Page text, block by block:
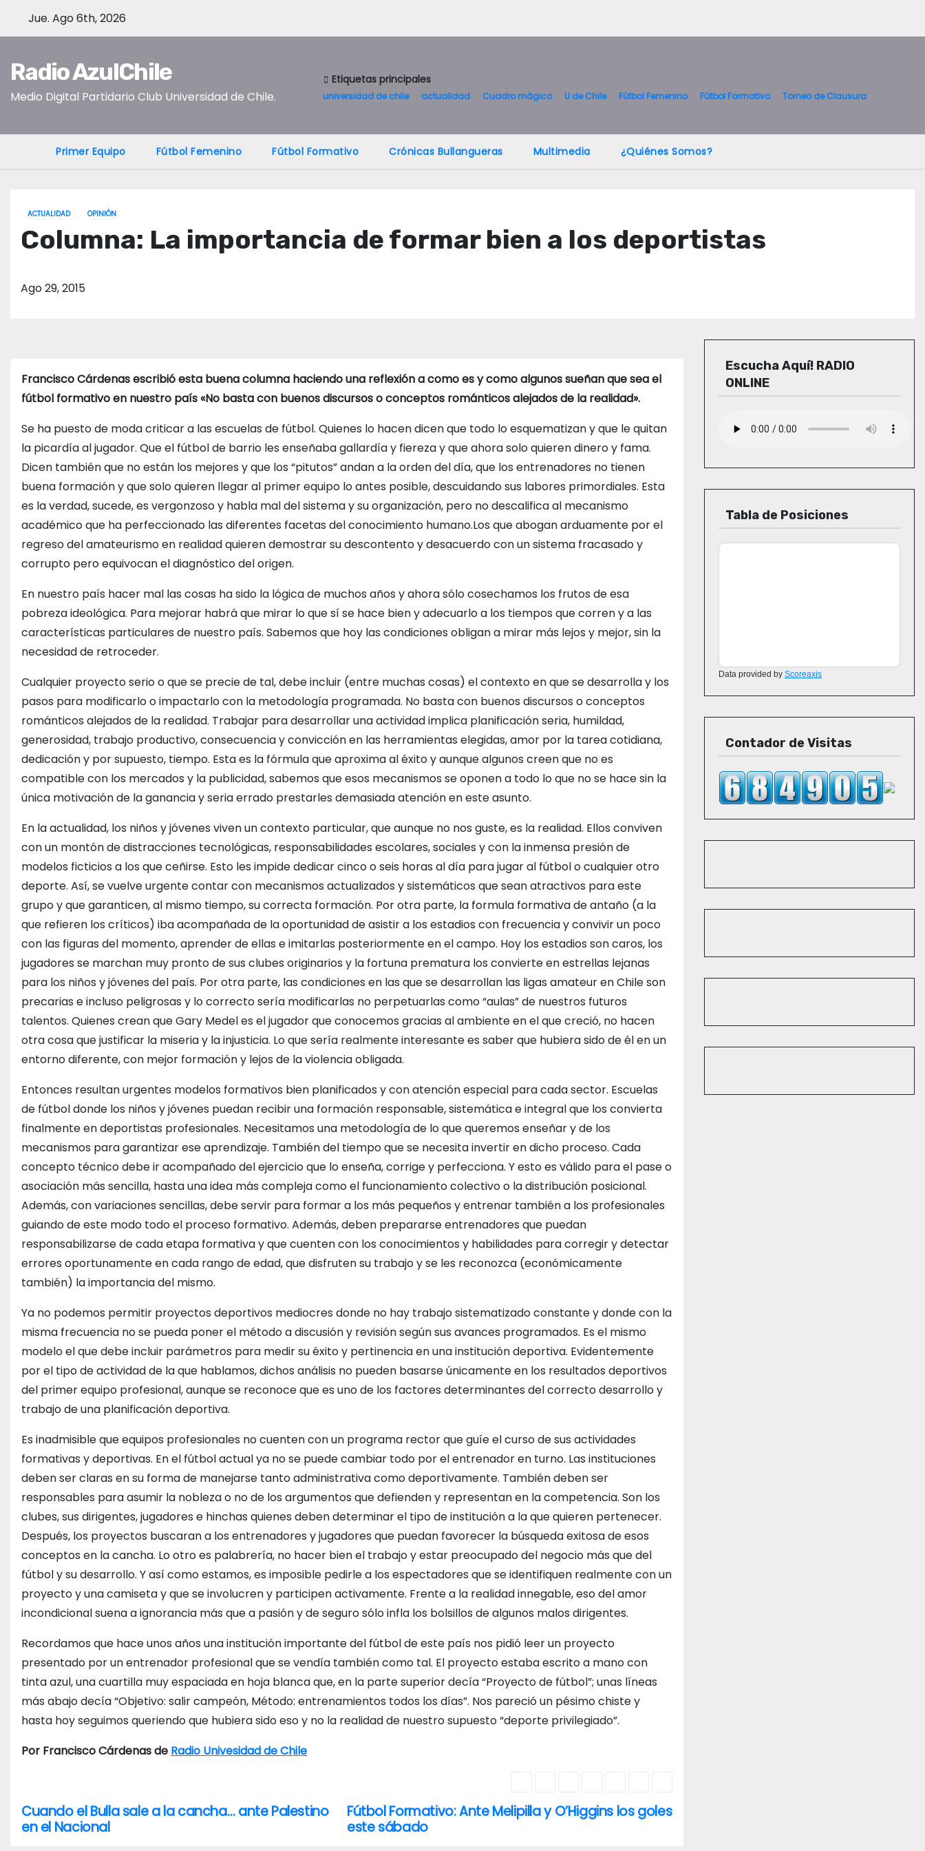
Jue. Ago 6th, 2026
Radio AzulChile
Medio Digital Partidario Club Universidad de Chile.
Etiquetas principales
universidad de chile actualidad Cuadro mágico U de Chile Fútbol Femenino Fútbol Formativo Torneo de Clausura
Primer Equipo Fútbol Femenino Fútbol Formativo Crónicas Bullangueras Multimedia ¿Quiénes Somos?
ACTUALIDAD OPINIÓN
Columna: La importancia de formar bien a los deportistas
Ago 29, 2015
Francisco Cárdenas escribió esta buena columna haciendo una reflexión a como es y como algunos sueñan que sea el
fútbol formativo en nuestro país «No basta con buenos discursos o conceptos románticos alejados de la realidad».
Se ha puesto de moda criticar a las escuelas de fútbol. Quienes lo hacen dicen que todo lo esquematizan y que le quitan
la picardía al jugador. Que el fútbol de barrio les enseñaba gallardía y fiereza y que ahora solo quieren dinero y fama.
Dicen también que no están los mejores y que los “pitutos” andan a la orden del día, que los entrenadores no tienen
buena formación y que solo quieren llegar al primer equipo lo antes posible, descuidando sus labores primordiales. Esta
es la verdad, sucede, es vergonzoso y habla mal del sistema y su organización, pero no descalifica al mecanismo
académico que ha perfeccionado las diferentes facetas del conocimiento humano.Los que abogan arduamente por el
regreso del amateurismo en realidad quieren demostrar su descontento y desacuerdo con un sistema fracasado y
corrupto pero equivocan el diagnóstico del origen.
En nuestro país hacer mal las cosas ha sido la lógica de muchos años y ahora sólo cosechamos los frutos de esa
pobreza ideológica. Para mejorar habrá que mirar lo que sí se hace bien y adecuarlo a los tiempos que corren y a las
características particulares de nuestro país. Sabemos que hoy las condiciones obligan a mirar más lejos y mejor, sin la
necesidad de retroceder.
Cualquier proyecto serio o que se precie de tal, debe incluir (entre muchas cosas) el contexto en que se desarrolla y los
pasos para modificarlo o impactarlo con la metodología programada. No basta con buenos discursos o conceptos
románticos alejados de la realidad. Trabajar para desarrollar una actividad implica planificación seria, humildad,
generosidad, trabajo productivo, consecuencia y convicción en las herramientas elegidas, amor por la tarea cotidiana,
dedicación y por supuesto, tiempo. Esta es la fórmula que aproxima al éxito y aunque algunos creen que no es
compatible con los mercados y la publicidad, sabemos que esos mecanismos se oponen a todo lo que no se hace sin la
única motivación de la ganancia y seria errado prestarles demasiada atención en este asunto.
En la actualidad, los niños y jóvenes viven un contexto particular, que aunque no nos guste, es la realidad. Ellos conviven
con un montón de distracciones tecnológicas, responsabilidades escolares, sociales y con la inmensa presión de
modelos ficticios a los que ceñirse. Esto les impide dedicar cinco o seis horas al día para jugar al fútbol o cualquier otro
deporte. Así, se vuelve urgente contar con mecanismos actualizados y sistemáticos que sean atractivos para este
grupo y que garanticen, al mismo tiempo, su correcta formación. Por otra parte, la formula formativa de antaño (a la
que refieren los críticos) iba acompañada de la oportunidad de asistir a los estadios con frecuencia y convivir un poco
con las figuras del momento, aprender de ellas e imitarlas posteriormente en el campo. Hoy los estadios son caros, los
jugadores se marchan muy pronto de sus clubes originarios y la fortuna prematura los convierte en estrellas lejanas
para los niños y jóvenes del país. Por otra parte, las condiciones en las que se desarrollan las ligas amateur en Chile son
precarias e incluso peligrosas y lo correcto sería modificarlas no perpetuarlas como “aulas” de nuestros futuros
talentos. Quienes crean que Gary Medel es el jugador que conocemos gracias al ambiente en el que creció, no hacen
otra cosa que justificar la miseria y la injusticia. Lo que sería realmente interesante es saber que hubiera sido de él en un
entorno diferente, con mejor formación y lejos de la violencia obligada.
Entonces resultan urgentes modelos formativos bien planificados y con atención especial para cada sector. Escuelas
de fútbol donde los niños y jóvenes puedan recibir una formación responsable, sistemática e integral que los convierta
finalmente en deportistas profesionales. Necesitamos una metodología de lo que queremos enseñar y de los
mecanismos para garantizar ese aprendizaje. También del tiempo que se necesita invertir en dicho proceso. Cada
concepto técnico debe ir acompañado del ejercicio que lo enseña, corrige y perfecciona. Y esto es válido para el pase o
asociación más sencilla, hasta una idea más compleja como el funcionamiento colectivo o la distribución posicional.
Además, con variaciones sencillas, debe servir para formar a los más pequeños y entrenar también a los profesionales
guiando de este modo todo el proceso formativo. Además, deben prepararse entrenadores que puedan
responsabilizarse de cada etapa formativa y que cuenten con los conocimientos y habilidades para corregir y detectar
errores oportunamente en cada rango de edad, que disfruten su trabajo y se les reconozca (económicamente
también) la importancia del mismo.
Ya no podemos permitir proyectos deportivos mediocres donde no hay trabajo sistematizado constante y donde con la
misma frecuencia no se pueda poner el método a discusión y revisión según sus avances programados. Es el mismo
modelo el que debe incluir parámetros para medir su éxito y pertinencia en una institución deportiva. Evidentemente
por el tipo de actividad de la que hablamos, dichos análisis no pueden basarse únicamente en los resultados deportivos
del primer equipo profesional, aunque se reconoce que es uno de los factores determinantes del correcto desarrollo y
trabajo de una planificación deportiva.
Es inadmisible que equipos profesionales no cuenten con un programa rector que guíe el curso de sus actividades
formativas y deportivas. En el fútbol actual ya no se puede cambiar todo por el entrenador en turno. Las instituciones
deben ser claras en su forma de manejarse tanto administrativa como deportivamente. También deben ser
responsables para asumir la nobleza o no de los argumentos que defienden y representan en la competencia. Son los
clubes, sus dirigentes, jugadores e hinchas quienes deben determinar el tipo de institución a la que quieren pertenecer.
Después, los proyectos buscaran a los entrenadores y jugadores que puedan favorecer la búsqueda exitosa de esos
conceptos en la cancha. Lo otro es palabrería, no hacer bien el trabajo y estar preocupado del negocio más que del
fútbol y su desarrollo. Y así como estamos, es imposible pedirle a los espectadores que se identifiquen realmente con un
proyecto y una camiseta y que se involucren y participen activamente. Frente a la realidad innegable, eso del amor
incondicional suena a ignorancia más que a pasión y de seguro sólo infla los bolsillos de algunos malos dirigentes.
Recordamos que hace unos años una institución importante del fútbol de este país nos pidió leer un proyecto
presentado por un entrenador profesional que se vendía también como tal. El proyecto estaba escrito a mano con
tinta azul, una cuartilla muy espaciada en hoja blanca que, en la parte superior decía “Proyecto de fútbol”; unas líneas
más abajo decía “Objetivo: salir campeón, Método: entrenamientos todos los días”. Nos pareció un pésimo chiste y
hasta hoy seguimos queriendo que hubiera sido eso y no la realidad de nuestro supuesto “deporte privilegiado”.
Por Francisco Cárdenas de Radio Univesidad de Chile
N
Fútbol Formativo: Ante Melipilla y O’Higgins los goles
este sábado
Cuando el Bulla sale a la cancha… ante Palestino
en el Nacional
Escucha Aquí! RADIO
ONLINE
Tabla de Posiciones
Data provided by Scoreaxis
Contador de Visitas